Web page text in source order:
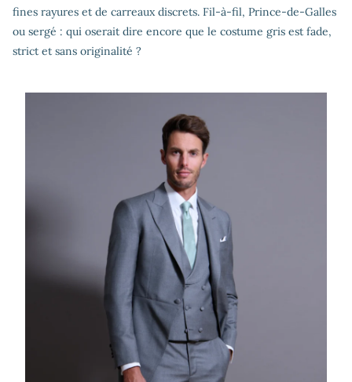
fines rayures et de carreaux discrets. Fil-à-fil, Prince-de-Galles
ou sergé : qui oserait dire encore que le costume gris est fade,
strict et sans originalité ?